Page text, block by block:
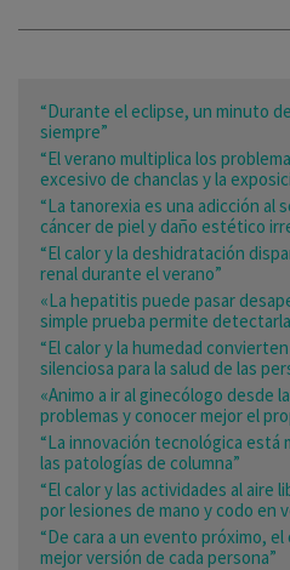
“Durante el eclipse, un minuto
siempre”
“El verano multiplica los
excesivo de chanclas y la
“La tanorexia es una adicción al
cáncer de piel y daño estético
“El calor y la deshidratación
renal durante el verano”
«La hepatitis puede pasar
simple prueba permite
“El calor y la humedad
silenciosa para la salud de las
«Animo a ir al ginecólogo desde
problemas y conocer mejor el
“La innovación tecnológica está
las patologías de columna”
“El calor y las actividades al aire
por lesiones de mano y codo en
“De cara a un evento próximo,
mejor versión de cada persona”